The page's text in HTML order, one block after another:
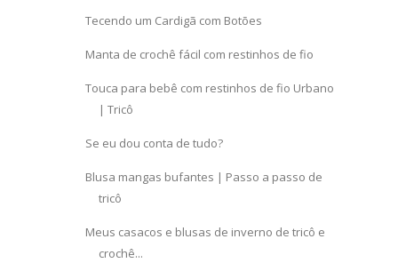
Tecendo um Cardigã com Botões
Manta de crochê fácil com restinhos de fio
Touca para bebê com restinhos de fio Urbano
| Tricô
Se eu dou conta de tudo?
Blusa mangas bufantes | Passo a passo de
tricô
Meus casacos e blusas de inverno de tricô e
crochê...